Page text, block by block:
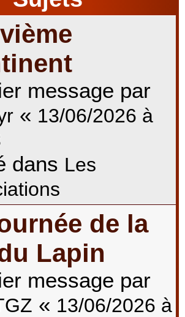
message par
« 13/06/2026 à
dans Les
de la
Lapin
message par
« 13/06/2026 à